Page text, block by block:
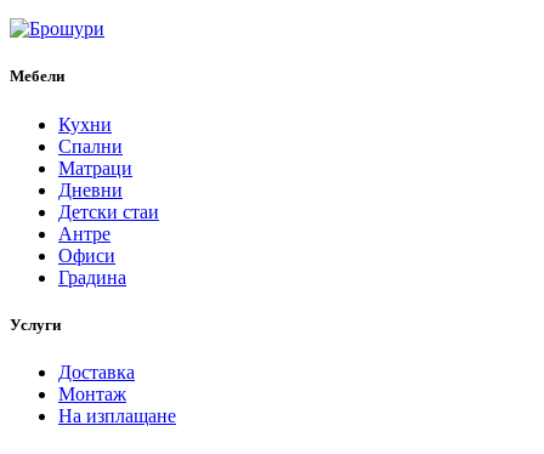
Мебели
Кухни
Спални
Матраци
Дневни
Детски стаи
Антре
Офиси
Градина
Услуги
Доставка
Монтаж
На изплащане